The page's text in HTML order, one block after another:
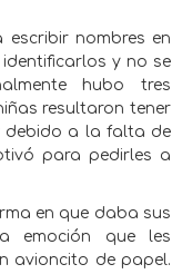
nombres en
y no se
hubo tres
resultaron tener
debido a la falta de
para pedirles a
en que daba sus
emoción que les
avioncito de papel.